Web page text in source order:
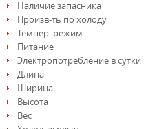
Наличие запасника
Произв-ть по холоду
Темпер. режим
Питание
Электропотребление в сутки
Длина
Ширина
Высота
Вес